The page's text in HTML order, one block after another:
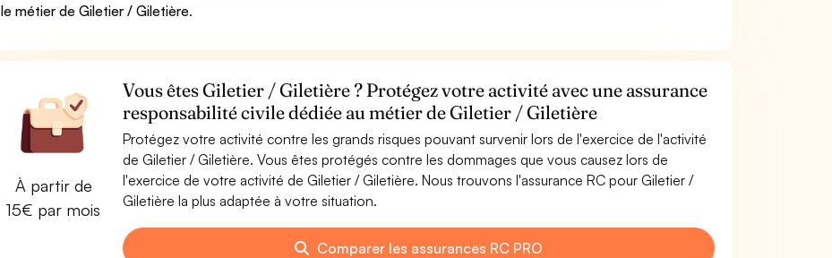
le métier de Giletier / Giletière.
À partir de
15€ par mois
Vous êtes Giletier / Giletière ? Protégez votre activité avec une assurance
responsabilité civile dédiée au métier de Giletier / Giletière
Protégez votre activité contre les grands risques pouvant survenir lors de l'exercice de l'activité
de Giletier / Giletière. Vous êtes protégés contre les dommages que vous causez lors de
l'exercice de votre activité de Giletier / Giletière. Nous trouvons l'assurance RC pour Giletier /
Giletière la plus adaptée à votre situation.
Comparer les assurances RC PRO